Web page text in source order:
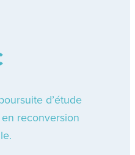
d’étude
reconversion